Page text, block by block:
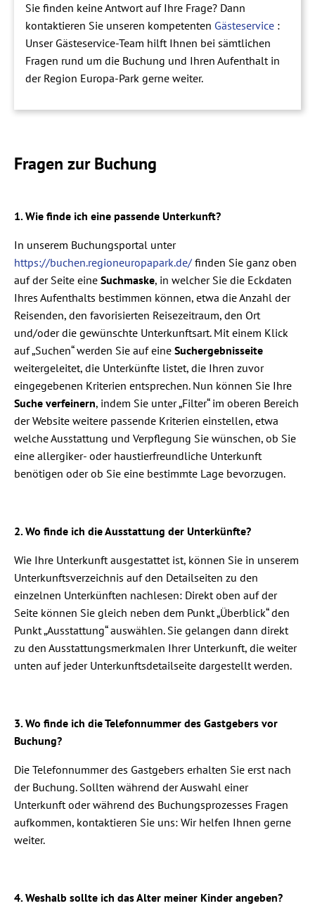
Sie finden keine Antwort auf Ihre Frage? Dann
kontaktieren Sie unseren kompetenten Gästeservice :
Unser Gästeservice-Team hilft Ihnen bei sämtlichen
Fragen rund um die Buchung und Ihren Aufenthalt in
der Region Europa-Park gerne weiter.
Fragen zur Buchung
1.Wie finde ich eine passende Unterkunft?
In unserem Buchungsportal unter
https://buchen.regioneuropapark.de/ finden Sie ganz oben
auf der Seite eine Suchmaske, in welcher Sie die Eckdaten
Ihres Aufenthalts bestimmen können, etwa die Anzahl der
Reisenden, den favorisierten Reisezeitraum, den Ort
und/oder die gewünschte Unterkunftsart. Mit einem Klick
auf „Suchen“ werden Sie auf eine Suchergebnisseite
weitergeleitet, die Unterkünfte listet, die Ihren zuvor
eingegebenen Kriterien entsprechen. Nun können Sie Ihre
Suche verfeinern, indem Sie unter „Filter“ im oberen Bereich
der Website weitere passende Kriterien einstellen, etwa
welche Ausstattung und Verpflegung Sie wünschen, ob Sie
eine allergiker- oder haustierfreundliche Unterkunft
benötigen oder ob Sie eine bestimmte Lage bevorzugen.
2. Wo finde ich die Ausstattung der Unterkünfte?
Wie Ihre Unterkunft ausgestattet ist, können Sie in unserem
Unterkunftsverzeichnis auf den Detailseiten zu den
einzelnen Unterkünften nachlesen: Direkt oben auf der
Seite können Sie gleich neben dem Punkt „Überblick“ den
Punkt „Ausstattung“ auswählen. Sie gelangen dann direkt
zu den Ausstattungsmerkmalen Ihrer Unterkunft, die weiter
unten auf jeder Unterkunftsdetailseite dargestellt werden.
3. Wo finde ich die Telefonnummer des Gastgebers vor
Buchung?
Die Telefonnummer des Gastgebers erhalten Sie erst nach
der Buchung. Sollten während der Auswahl einer
Unterkunft oder während des Buchungsprozesses Fragen
aufkommen, kontaktieren Sie uns: Wir helfen Ihnen gerne
weiter.
4. Weshalb sollte ich das Alter meiner Kinder angeben?